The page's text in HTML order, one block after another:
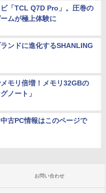
「TCL Q7D Pro」。圧巻の
ムが極上体験に
ンドに進化するSHANLING
モリ倍増！メモリ32GBの
ノート」
古PC情報はこのページで
お問い合わせ